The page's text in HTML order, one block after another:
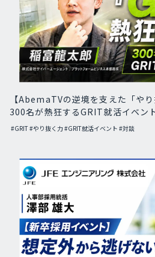
【AbemaTVの逆境を支えた「や
300名が熱狂するGRIT就活イベン
#GRIT#やり抜く力#GRIT就活イベント #対談